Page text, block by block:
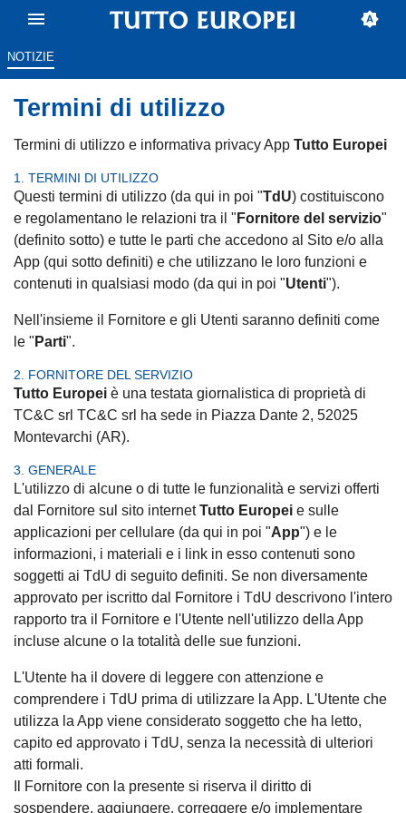
NOTIZIE
Termini di utilizzo
Termini di utilizzo e informativa privacy App Tutto Europei
1. TERMINI DI UTILIZZO
Questi termini di utilizzo (da qui in poi "TdU) costituiscono
e regolamentano le relazioni tra il " Fornitore del servizio"
(definito sotto) e tutte le parti che accedono al Sito e/o alla
App (qui sotto definiti) e che utilizzano le loro funzioni e
contenuti in qualsiasi modo (da qui in poi "Utenti").
Nell'insieme il Fornitore e gli Utenti saranno definiti come
le " Parti".
2. FORNITORE DEL SERVIZIO
Tutto Europei è una testata giornalistica di proprietà di
TC&C srl TC&C srl ha sede in Piazza Dante 2, 52025
Montevarchi (AR).
3. GENERALE
L'utilizzo di alcune o di tutte le funzionalità e servizi offerti
dal Fornitore sul sito internetTutto Europei e sulle
applicazioni per cellulare (da qui in poi "App") e le
informazioni, i materiali e i link in esso contenuti sono
soggetti ai TdU di seguito definiti. Se non diversamente
approvato per iscritto dal Fornitore i TdU descrivono l'intero
rapporto tra il Fornitore e l'Utente nell'utilizzo della App
incluse alcune o la totalità delle sue funzioni.
L'Utente ha il dovere di leggere con attenzione e
comprendere i TdU prima di utilizzare la App. L'Utente che
utilizza la App viene considerato soggetto che ha letto,
capito ed approvato i TdU, senza la necessità di ulteriori
atti formali.
Il Fornitore con la presente si riserva il diritto di
sospendere, aggiungere, correggere e/o implementare